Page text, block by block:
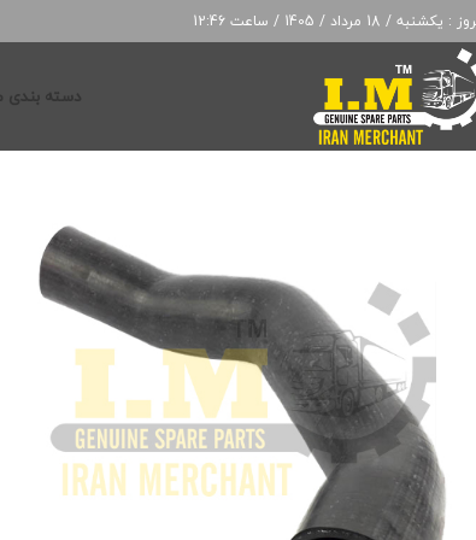
یکشنبه / 18 مرداد / 1405 / ساعت 12:46
دسته بندی